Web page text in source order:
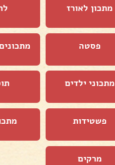
מתכון לאורז
פסטה
מתכוני ילדים
פשטידות
מרקים